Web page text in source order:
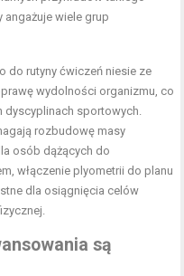
wiele grup
do rutyny ćwiczeń niesie ze
wydolności organizmu, co
dyscyplinach sportowych.
rozbudowę masy
osób dążących do
włączenie plyometrii do planu
dla osiągnięcia celów
są